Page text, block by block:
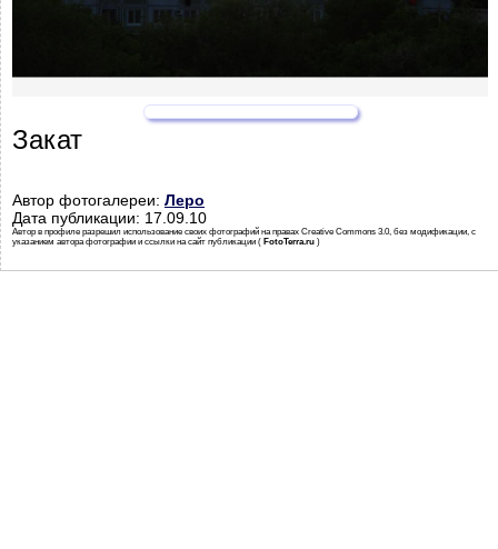
Закат
Автор фотогалереи: Леро
Дата публикации: 17.09.10
Автор в профиле разрешил использование своих фотографий на правах Creative Commons 3.0, без модификации, с
указанием автора фотографии и ссылки на сайт публикации ( FotoTerra.ru )